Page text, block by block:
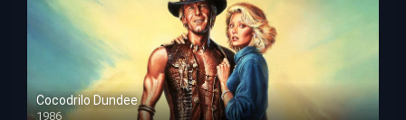
Cocodrilo Dundee
1986